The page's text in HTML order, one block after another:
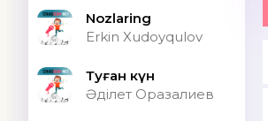
Nozlaring
Erkin Xudoyqulov
Туған күн
Әділет Оразалиев